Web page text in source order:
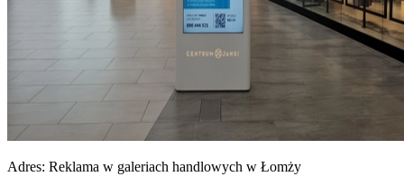
Adres: Reklama w galeriach handlowych w Łomży